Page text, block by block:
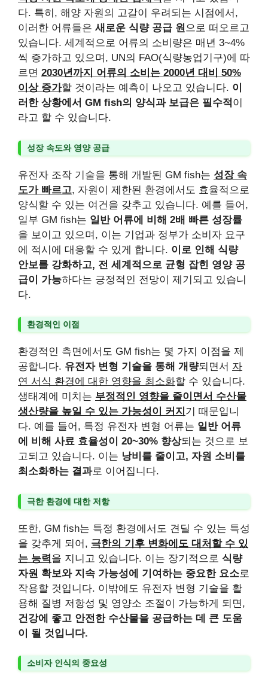
다. 특히, 해양 자원의 고갈이 우려되는 시점에서,
이러한 어류들은 새로운 식량 공급 원으로 떠오르고
있습니다. 세계적으로 어류의 소비량은 매년 3~4%
씩 증가하고 있으며, UN의 FAO(식량농업기구)에 따
르면 2030년까지 어류의 소비는 2000년 대비 50%
이상 증가할 것이라는 예측이 나오고 있습니다. 이
러한 상황에서 GM fish의 양식과 보급은 필수적 이
라고 할 수 있습니다.
성장 속도와 영양 공급
유전자 조작 기술을 통해 개발된 GM fish는 성장 속
도가 빠르고, 자원이 제한된 환경에서도 효율적으로
양식할 수 있는 여건을 갖추고 있습니다. 예를 들어,
일부 GM fish는 일반 어류에 비해 2배 빠른 성장률
을 보이고 있으며, 이는 기업과 정부가 소비자 요구
에 적시에 대응할 수 있게 합니다. 이로 인해 식량
안보를 강화하고, 전 세계적으로 균형 잡힌 영양 공
급이 가능하다는 긍정적인 전망이 제기되고 있습니
다.
환경적인 이점
환경적인 측면에서도 GM fish는 몇 가지 이점을 제
공합니다. 유전자 변형 기술을 통해 개량되면서 자
연 서식 환경에 대한 영향을 최소화할 수 있습니다.
생태계에 미치는 부정적인 영향을 줄이면서 수산물
생산량을 높일 수 있는 가능성이 커지 기 때문입니
다. 예를 들어, 특정 유전자 변형 어류는 일반 어류
에 비해 사료 효율성이 20~30% 향상되는 것으로 보
고되고 있습니다. 이는 낭비를 줄이고, 자원 소비를
최소화하는 결과로 이어집니다.
극한 환경에 대한 저항
또한, GM fish는 특정 환경에서도 견딜 수 있는 특성
을 갖추게 되어, 극한의 기후 변화에도 대처할 수 있
는 능력을 지니고 있습니다. 이는 장기적으로 식량
자원 확보와 지속 가능성에 기여하는 중요한 요소로
작용할 것입니다. 이밖에도 유전자 변형 기술을 활
용해 질병 저항성 및 영양소 조절이 가능하게 되면,
건강에 좋고 안전한 수산물을 공급하는 데 큰 도움
이 될 것입니다.
소비자 인식의 중요성